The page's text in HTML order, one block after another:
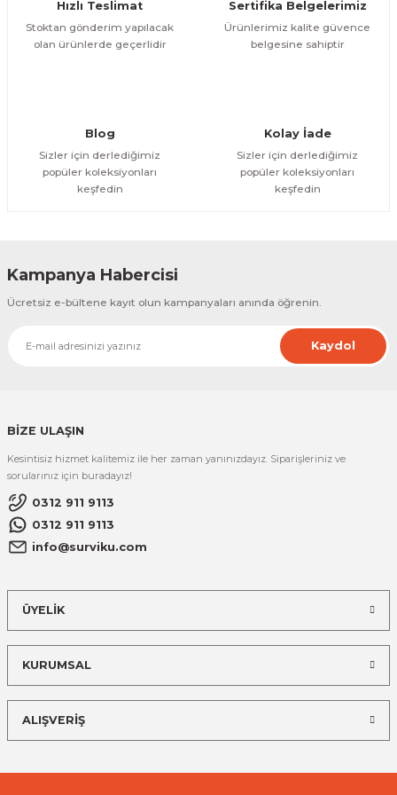
Bu ürüne benzer farklı alternatifler olmalı.
Hızlı Teslimat
Stoktan gönderim yapılacak
olan ürünlerde geçerlidir
Sertifika Belgelerimiz
Ürünlerimiz kalite güvence
belgesine sahiptir
Blog
Sizler için derlediğimiz
popüler koleksiyonları
keşfedin
Kolay İade
Sizler için derlediğimiz
popüler koleksiyonları
keşfedin
Kampanya Habercisi
Ücretsiz e-bültene kayıt olun kampanyaları anında öğrenin.
Kaydol
BİZE ULAŞIN
Kesintisiz hizmet kalitemiz ile her zaman yanınızdayız. Siparişleriniz ve
sorularınız için buradayız!
0312 911 9113
0312 911 9113
info@surviku.com
ÜYELİK
KURUMSAL
ALIŞVERİŞ